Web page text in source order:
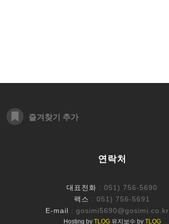
즐겨찾기 추가
연락처
대표전화 : 051) 756-5690
팩스 : 051) 756-5691
E-mail : gosimi5690@gosimi.co.kr
Hosting by TLOG유지보수 by TLOG